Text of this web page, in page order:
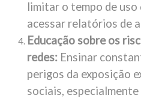
limitar o tempo de
acessar relatórios de
Educação sobre os
redes: Ensinar
perigos da exposição
sociais,